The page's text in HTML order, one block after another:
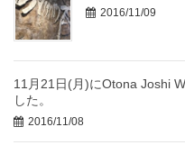
2016/11/09
11月21日(月)にOtona Joshi
した。
2016/11/08